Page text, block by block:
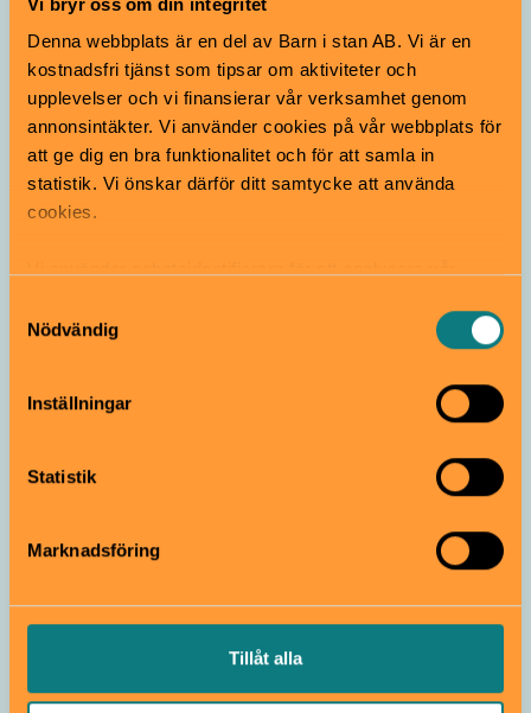
Denna webbplats är en del av Barn i stan AB. Vi är en
kostnadsfri tjänst som tipsar om aktiviteter och
upplevelser och vi finansierar vår verksamhet genom
annonsintäkter. Vi använder cookies på vår webbplats för
att ge dig en bra funktionalitet och för att samla in
statistik. Vi önskar därför ditt samtycke att använda
cookies.
samt tillhandahålla funktioner för sociala medier. Vi
vidarebefordrar även sådana identifierare och annan
information från din enhet till de sociala medier och
annons- och analysföretag som vi samarbetar med.
information som du har tillhandahållit eller som de har
Nödvändig
Inställningar
Statistik
Marknadsföring
Tillåt alla
Upptäck Tom Tits Experiment i sommar!
Kliv in i äventyret på Tekniska museet i
sommar!
Samarbete
Prata pengar på ett kul sätt på